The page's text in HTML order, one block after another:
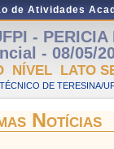
de Atividades
-
- 08/05/
NÍVEL LATO
DE TERESINA/
Notícias